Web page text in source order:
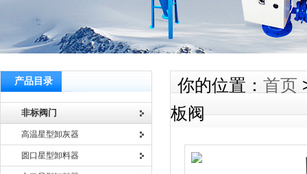
产品目录
非标阀门
高温星型卸灰器
圆口星型卸料器
你的位置： 首页
板阀